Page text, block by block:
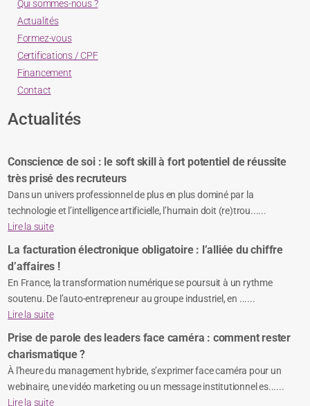
Qui sommes-nous ?
Actualités
Formez-vous
Certifications / CPF
Financement
Contact
Actualités
Conscience de soi : le soft skill à fort potentiel de réussite
très prisé des recruteurs
Dans un univers professionnel de plus en plus dominé par la
technologie et l’intelligence artificielle, l’humain doit (re)trou......
Lire la suite
La facturation électronique obligatoire : l’alliée du chiffre
d’affaires !
En France, la transformation numérique se poursuit à un rythme
soutenu. De l’auto-entrepreneur au groupe industriel, en ......
Lire la suite
Prise de parole des leaders face caméra : comment rester
charismatique ?
À l’heure du management hybride, s’exprimer face caméra pour un
webinaire, une vidéo marketing ou un message institutionnel es......
Lire la suite